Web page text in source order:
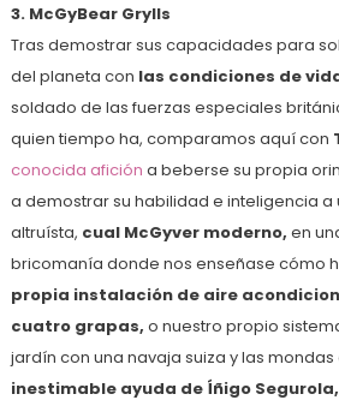
3. McGyBear Grylls
Tras demostrar sus capacidades para
del planeta con las condiciones de
soldado de las fuerzas especiales
quien tiempo ha, comparamos aquí con
conocida afición a beberse su propia
a demostrar su habilidad e inteligencia a
altruísta, cual McGyver moderno, en
bricomanía donde nos enseñase cómo
propia instalación de aire
cuatro grapas, o nuestro propio
jardín con una navaja suiza y las
inestimable ayuda de Íñigo Segurola,